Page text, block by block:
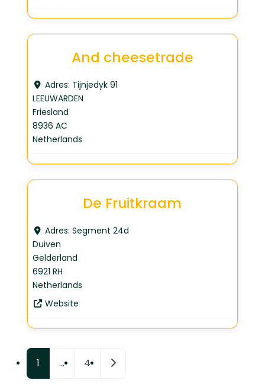
And cheesetrade
Adres: Tijnjedyk 91
LEEUWARDEN
Friesland
8936 AC
Netherlands
De Fruitkraam
Adres:Segment 24d
Duiven
Gelderland
6921 RH
Netherlands
Website
Posts navigation
1 … 4 Older posts